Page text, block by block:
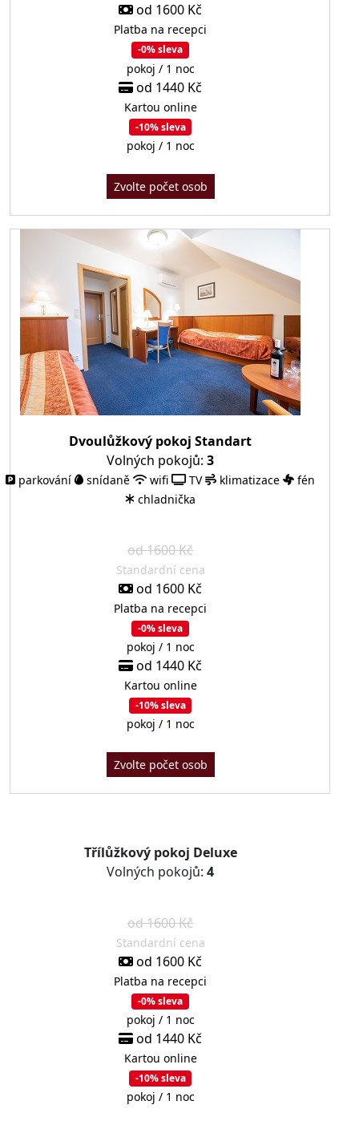
od 1600 Kč
Platba na recepci
-0% sleva
pokoj / 1 noc
od 1440 Kč
Kartou online
-10% sleva
pokoj / 1 noc
Zvolte počet osob
Dvoulůžkový pokoj Standart
Volných pokojů: 3
parkování snídaně wifi TV klimatizace
fén
chladnička
od 1600 Kč
Standardní cena
od 1600 Kč
Platba na recepci
-0% sleva
pokoj / 1 noc
od 1440 Kč
Kartou online
-10% sleva
pokoj / 1 noc
Zvolte počet osob
Třílůžkový pokoj Deluxe
Volných pokojů: 4
od 1600 Kč
Standardní cena
od 1600 Kč
Platba na recepci
-0% sleva
pokoj / 1 noc
od 1440 Kč
Kartou online
-10% sleva
pokoj / 1 noc